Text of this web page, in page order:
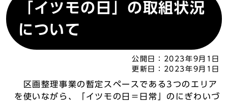
「イツモの日」の取組状況
について
公開日：
2023年9月1日
更新日：
2023年9月1日
区画整理事業の暫定スペースである3つのエリア
を使いながら、「イツモの日＝日常」のにぎわいづ